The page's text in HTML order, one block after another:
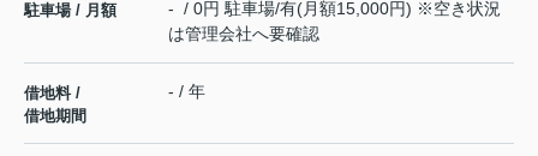
駐車場 / 月額
- / 0円 駐車場/有(月額15,000円) ※空き状況
は管理会社へ要確認
借地料 /
借地期間
- / 年